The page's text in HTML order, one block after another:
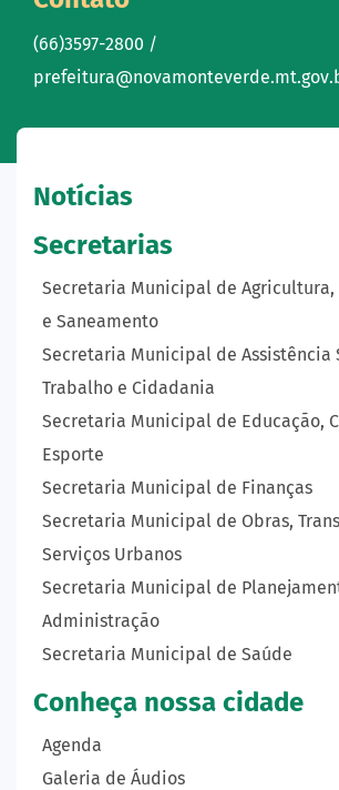
(66)3597-2800 /
Notícias
Secretarias
Secretaria Municipal de
e Saneamento
Secretaria Municipal de Assistência
Trabalho e Cidadania
Secretaria Municipal de Educação,
Esporte
Secretaria Municipal de Finanças
Secretaria Municipal de Obras,
Serviços Urbanos
Secretaria Municipal de
Administração
Secretaria Municipal de Saúde
Conheça nossa cidade
Agenda
Galeria de Áudios